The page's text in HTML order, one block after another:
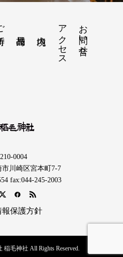
祷 アクセス お問い合せ
0004
川崎区宮本町7-7
fax:044-245-2003
報保護方針
毛神社 All Rights Reserved.